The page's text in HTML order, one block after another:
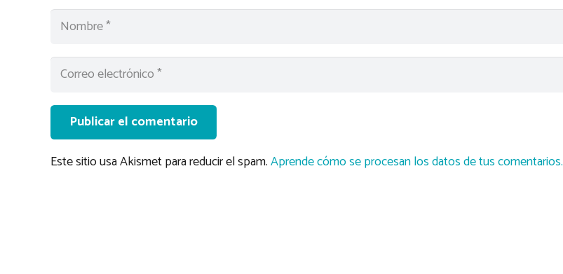
Publicar el comentario
Este sitio usa Akismet para reducir el spam.Aprende cómo se procesan los datos de tus comentarios.